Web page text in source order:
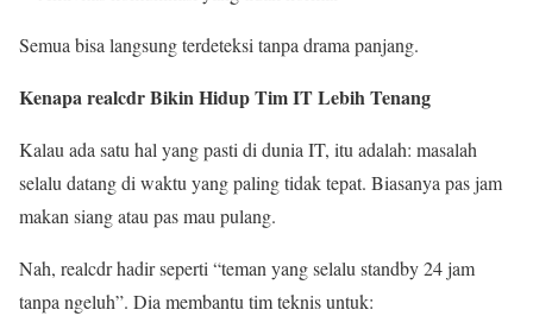
Semua bisa langsung terdeteksi tanpa drama panjang.
Kenapa realcdr Bikin Hidup Tim IT Lebih Tenang
Kalau ada satu hal yang pasti di dunia IT, itu adalah: masalah
selalu datang di waktu yang paling tidak tepat. Biasanya pas jam
makan siang atau pas mau pulang.
Nah, realcdr hadir seperti “teman yang selalu standby 24 jam
tanpa ngeluh”. Dia membantu tim teknis untuk: